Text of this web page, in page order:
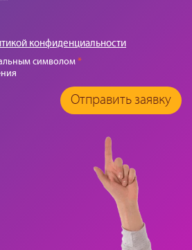
конфиденциальности
символом*
Отправить заявку